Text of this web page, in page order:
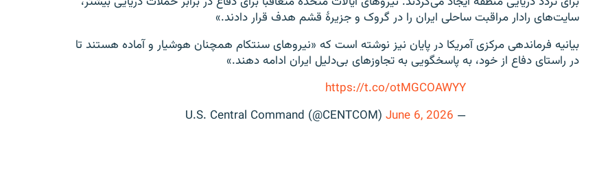
سایت‌های رادار مراقبت ساحلی ایران را در گروک و جزیرۀ قشم هدف قرار دادند.»
بیانیه فرماندهی مرکزی آمریکا در پایان نیز نوشته است که «نیروهای سنتکام همچنان هوشیار و آماده هستند تا
در راستای دفاع از خود، به پاسخگویی به تجاوزهای بی‌دلیل ایران ادامه دهند.»
https://t.co/otMGCOAWYY
— U.S. Central Command (@CENTCOM)
June 6, 2026